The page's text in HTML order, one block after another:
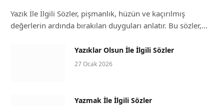
Yazık İle İlgili Sözler, pişmanlık, hüzün ve kaçırılmış
değerlerin ardında bırakılan duyguları anlatır. Bu sözler,…
Yazıklar Olsun İle İlgili Sözler
27 Ocak 2026
Yazmak İle İlgili Sözler